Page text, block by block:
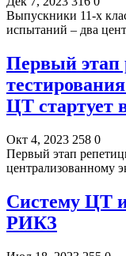
Выпускники 11-х
испытаний – два
Первый этап
ЦТ стартует
Окт 4, 2023 258 0
Первый этап
централизованному
Систему ЦТ
РИКЗ